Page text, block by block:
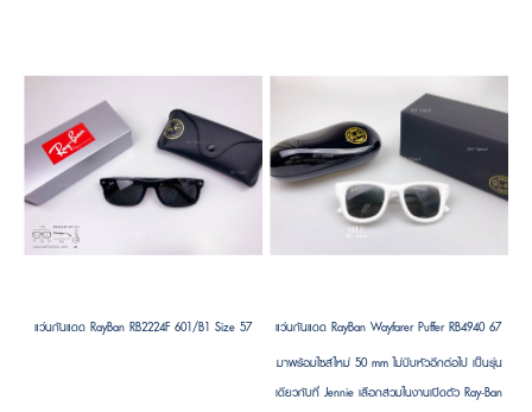
แว่นกันแดด RayBan RB2224F 601/B1 Size 57
แว่นกันแดด RayBan Wayfarer Puffer RB4940 671/
มาพร้อมไซส์ใหม่ 50 mm ไม่บีบหัวอีกต่อไป เป็นรุ่น
เดียวกับที่ Jennie เลือกสวมในงานเปิดตัว Ray-Ban